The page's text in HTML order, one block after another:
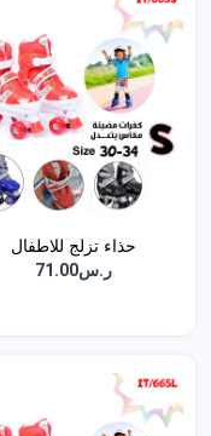
حذاء تزلج للاطفال
ر.س71.00